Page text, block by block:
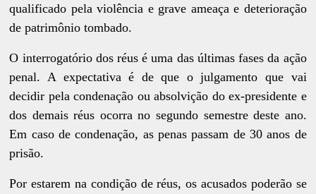
qualificado pela violência e grave ameaça e deterioração
de patrimônio tombado.
O interrogatório dos réus é uma das últimas fases da ação
penal. A expectativa é de que o julgamento que vai
decidir pela condenação ou absolvição do ex-presidente e
dos demais réus ocorra no segundo semestre deste ano.
Em caso de condenação, as penas passam de 30 anos de
prisão.
Por estarem na condição de réus, os acusados poderão se